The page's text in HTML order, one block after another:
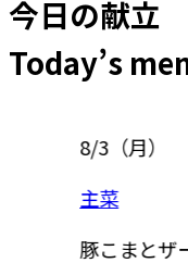
今日の献立
Today’s
8/3（ 月）
主菜
豚こまとザ